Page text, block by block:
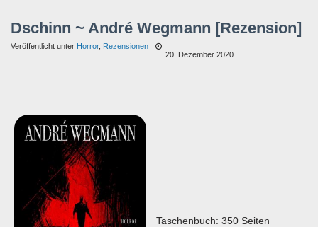
Dschinn ~ André Wegmann [Rezension]
Veröffentlicht unter Horror, Rezensionen
20. Dezember 2020
Taschenbuch: 350 Seiten